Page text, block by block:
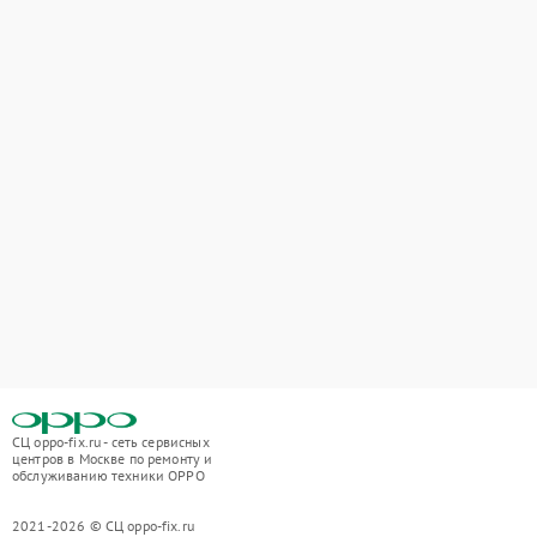
СЦ oppo-fix.ru - сеть сервисных
центров в Москве по ремонту и
обслуживанию техники OPPO
2021-2026 © СЦ oppo-fix.ru